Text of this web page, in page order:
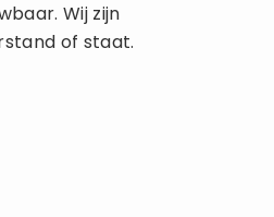
Wij zijn
of staat.